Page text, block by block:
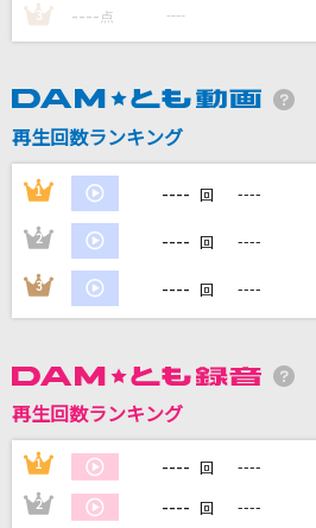
フラミンゴ
サザンオールスターズ
カラオケ最新情報をチ
3 ---- 点 ----
再生回数ランキング
1 ---- 回 ----
2 ---- 回 ----
3 ---- 回 ----
再生回数ランキング
1 ---- 回 ----
2 ---- 回 ----